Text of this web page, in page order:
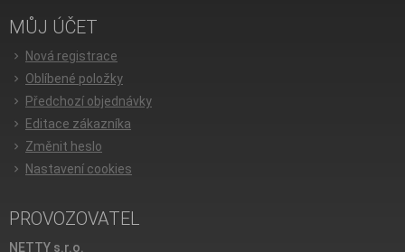
MŮJ ÚČET
Nová registrace
Oblíbené položky
Předchozí objednávky
Editace zákazníka
Změnit heslo
Nastavení cookies
PROVOZOVATEL
NETTY s.r.o.